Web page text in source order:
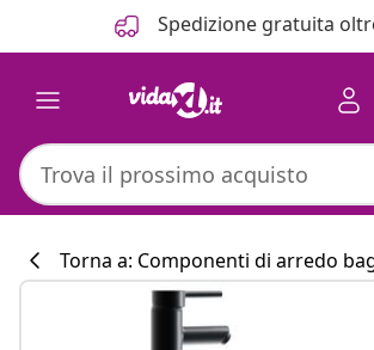
Spedizione gratuita
Torna a: Componenti di arredo